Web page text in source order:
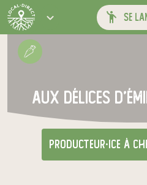
se
Aux délices
producteur·ice à